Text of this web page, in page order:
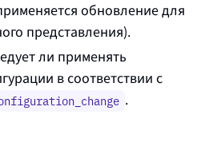
обновление для
представления).
ли применять
в соответствии с
.